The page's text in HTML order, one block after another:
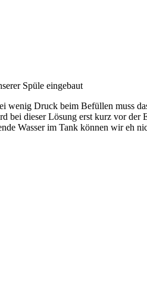
Spüle eingebaut
wenig Druck beim Befüllen muss
bei dieser Lösung erst kurz vor der
Wasser im Tank können wir eh